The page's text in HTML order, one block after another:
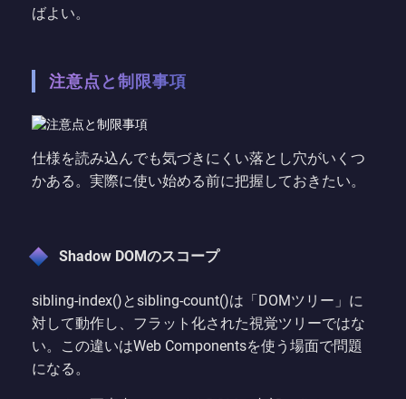
ばよい。
注意点と制限事項
仕様を読み込んでも気づきにくい落とし穴がいくつ
かある。実際に使い始める前に把握しておきたい。
Shadow DOMのスコープ
sibling-index()とsibling-count()は「DOMツリー」に
対して動作し、フラット化された視覚ツリーではな
い。この違いはWeb Componentsを使う場面で問題
になる。